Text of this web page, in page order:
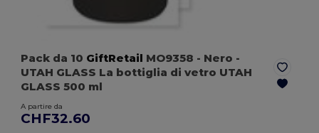
Pack da 10 GiftRetail MO9358 - Nero -
UTAH GLASS La bottiglia di vetro UTAH
GLASS 500 ml
A partire da
CHF32.60